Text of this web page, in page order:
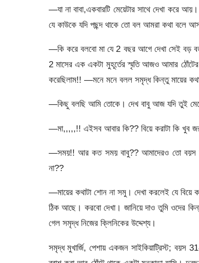
―যা না বাবা,একবারটি মেয়েটার সাথে দেখা করে
যে কাউকে যদি পছন্দ থাকে তো বল আমরা কথা বলে
―কি করে বলবো মা যে 2 বছর আগে দেখা সেই বড়
2 মাসের এক একটা মুহূর্তের স্মৃতি আজও আমার
করেছিলাম!! —মনে মনে বলল সমৃদ্ধ কিন্তু মায়ের
―কিছু বলছি আমি তোকে। দেখ বাবু আজ যদি তুই
―মা,,,,,!! এইসব আবার কি?? বিয়ে করাটা কি খুব
―সময়!! আর কত সময় বাবু?? আমাদেরও তো বয়স
না??
―মায়ের কথাটা শোন না সমু। দেখা করলেই যে
ঠিক আছে। করবো দেখা। জানিয়ে দাও তুমি ওদের
গেল সমৃদ্ধ নিজের ক্লিনিকের উদ্দেশ্য।
সমৃদ্ধ মুখার্জি, পেশায় একজন সাইকিয়াট্রিস্ট; বয়স